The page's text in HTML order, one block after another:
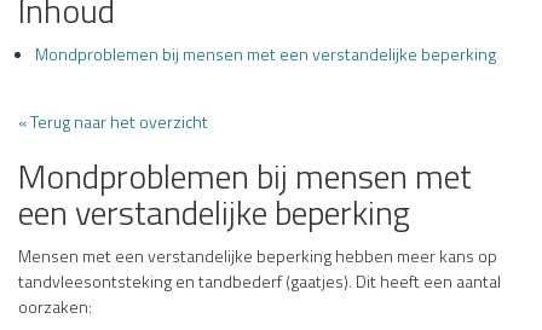
Inhoud
Mondproblemen bij mensen met een verstandelijke beperking
« Terug naar het overzicht
Mondproblemen bij mensen met
een verstandelijke beperking
Mensen met een verstandelijke beperking hebben meer kans op
tandvleesontsteking en tandbederf (gaatjes). Dit heeft een aantal
oorzaken: